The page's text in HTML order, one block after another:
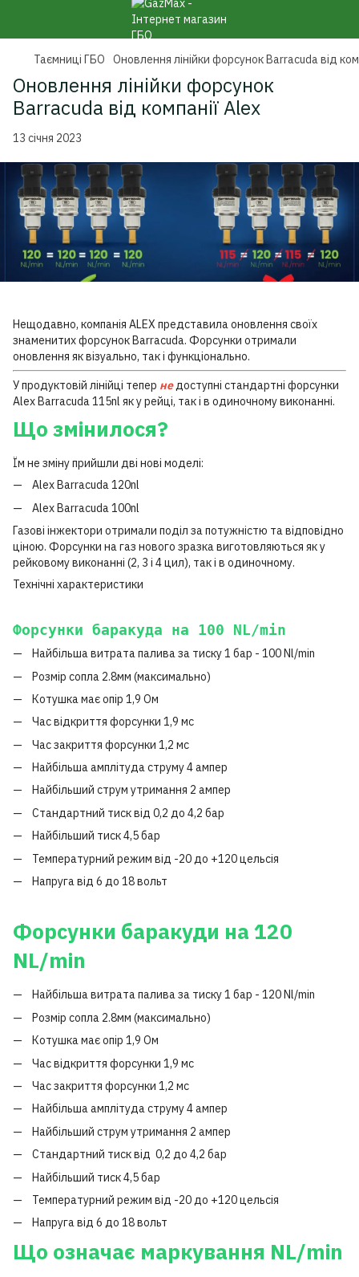
Таємниці ГБО Оновлення лінійки форсунок Barracuda від
Оновлення лінійки форсунок
Barracuda від компанії Alex
13 січня 2023
Нещодавно, компанія ALEX представила оновлення своїх
знаменитих форсунок Barracuda. Форсунки отримали
оновлення як візуально, так і функціонально.
У продуктовій лінійці тепер недоступні стандартні форсунки
Alex Barracuda 115nl як у рейці, так і в одиночному виконанні.
Що змінилося?
Їм не зміну прийшли дві нові моделі:
Alex Barracuda 120nl
Alex Barracuda 100nl
Газові інжектори отримали поділ за потужністю та відповідно
ціною. Форсунки на газ нового зразка виготовляються як у
рейковому виконанні (2, 3 і 4 цил), так і в одиночному.
Технічні характеристики
Форсунки баракуда на 100 NL/min
Найбільша витрата палива за тиску 1 бар - 100 Nl/min
Розмір сопла 2.8мм (максимально)
Котушка має опір 1,9 Ом
Час відкриття форсунки 1,9 мс
Час закриття форсунки 1,2 мс
Найбільша амплітуда струму 4 ампер
Найбільший струм утримання 2 ампер
Стандартний тиск від 0,2 до 4,2 бар
Найбільший тиск 4,5 бар
Температурний режим від -20 до +120 цельсія
Напруга від 6 до 18 вольт
Форсунки баракуди на 120
NL/min
Найбільша витрата палива за тиску 1 бар - 120 Nl/min
Розмір сопла 2.8мм (максимально)
Котушка має опір 1,9 Ом
Час відкриття форсунки 1,9 мс
Час закриття форсунки 1,2 мс
Найбільша амплітуда струму 4 ампер
Найбільший струм утримання 2 ампер
Стандартний тиск від 0,2 до 4,2 бар
Найбільший тиск 4,5 бар
Температурний режим від -20 до +120 цельсія
Напруга від 6 до 18 вольт
Що означає маркування NL/min